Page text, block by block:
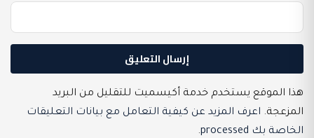
هذا الموقع يستخدم خدمة أكيسميت للتقليل من البريد
المزعجة. اعرف المزيد عن كيفية التعامل مع بيانات التعليقات
الخاصة بك processed
.